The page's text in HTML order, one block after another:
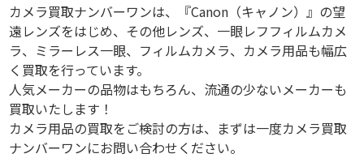
カメラ買取ナンバーワンは、『Canon（キャノン）』の望
遠レンズをはじめ、その他レンズ、一眼レフフィルムカメ
ラ、ミラーレス一眼、フィルムカメラ、カメラ用品も幅広
く買取を行っています。
人気メーカーの品物はもちろん、流通の少ないメーカーも
買取いたします！
カメラ用品の買取をご検討の方は、まずは一度カメラ買取
ナンバーワンにお問い合わせください。